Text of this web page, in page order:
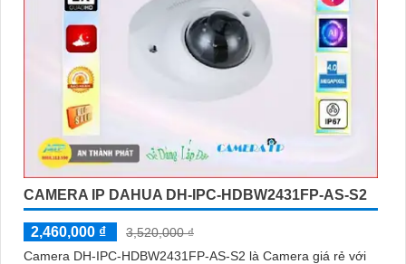
CAMERA IP DAHUA DH-IPC-HDBW2431FP-AS-S2
2,460,000 ₫
3,520,000 ₫
Camera DH-IPC-HDBW2431FP-AS-S2 là Camera giá rẻ với